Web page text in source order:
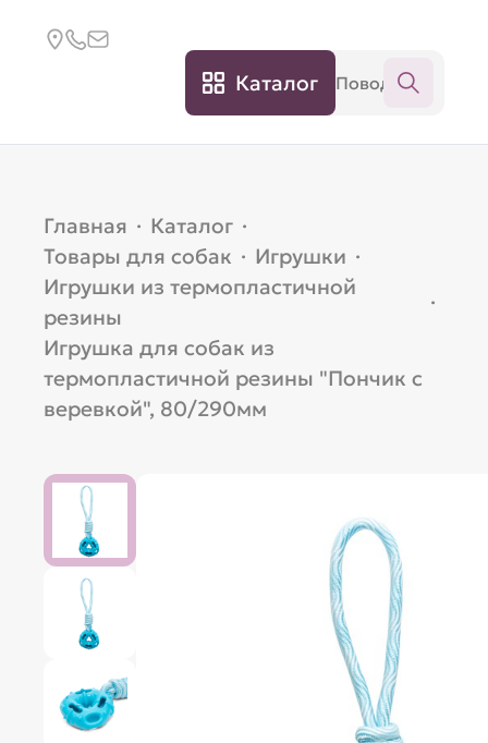
Каталог
Главная · Каталог ·
Товары для собак · Игрушки ·
Игрушки из термопластичной
резины
·
Игрушка для собак из
термопластичной резины "Пончик с
веревкой", 80/290мм